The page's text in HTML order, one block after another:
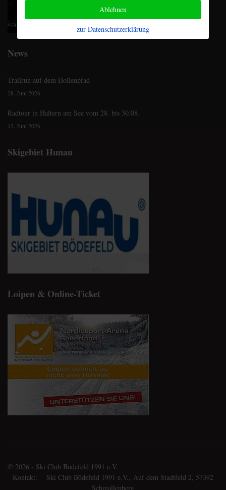
News
Trailrun auf dem Hollenpfad
28. Juni 2026
Radtour in Haltern am See vom 28. bis 30.08.
12. Juni 2026
Skigebiet Hunau
Loipen & Online-Ticket
© 2026 - Ski Club Bödefeld 1991 e.V.
Kontakt: Ski Club Bödefeld 1991 e.V., Auf dem Stadtfeld 2, 57392
Schmallenberg
Ablehnen
zur Datenschutzerklärung